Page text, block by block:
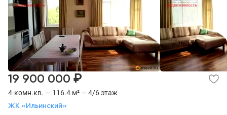
4-комн.кв. — 116.4 м² — 4/6 этаж
ЖК «Ильинский»
19 900 000 ₽